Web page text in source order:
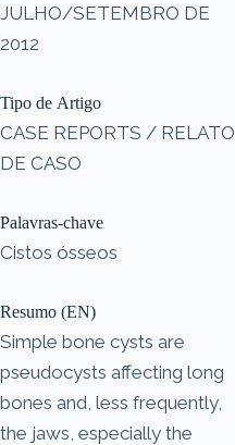
JULHO/SETEMBRO DE
2012
Tipo de Artigo
CASE REPORTS / RELATO
DE CASO
Palavras-chave
Cistos ósseos
Resumo (EN)
Simple bone cysts are
pseudocysts affecting long
bones and, less frequently,
the jaws, especially the